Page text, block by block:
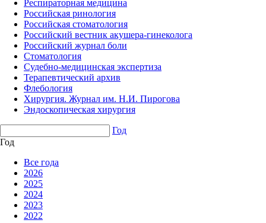
Респираторная медицина
Российская ринология
Российская стоматология
Российский вестник акушера-гинеколога
Российский журнал боли
Стоматология
Судебно-медицинская экспертиза
Терапевтический архив
Флебология
Хирургия. Журнал им. Н.И. Пирогова
Эндоскопическая хирургия
Год
Год
Все года
2026
2025
2024
2023
2022